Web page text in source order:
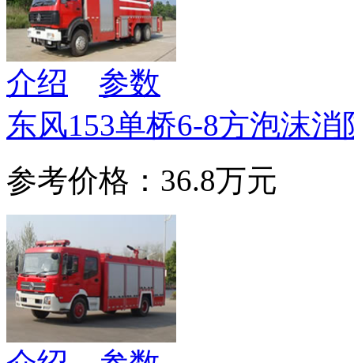
介绍
参数
东风153单桥6-8方泡沫消
参考价格：36.8万元